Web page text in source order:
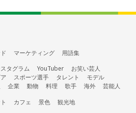
マーケティング
用語集
タグラム YouTuber
お笑い芸人
スポーツ選手 タレント
モデル
企業 動物 料理 歌手 海外
芸能人
カフェ 景色
観光地